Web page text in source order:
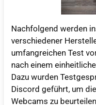
Nachfolgend werden
verschiedener
umfangreichen Test
nach einem
Dazu wurden
Discord geführt, um
Webcams zu